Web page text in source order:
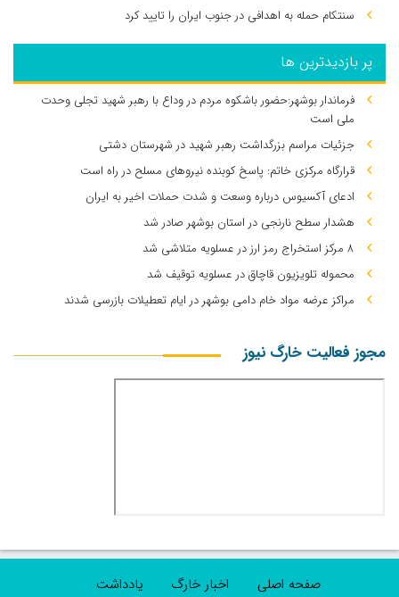
سنتکام حمله به اهدافی در جنوب ایران را تایید کرد
پر بازدیدترین ها
فرماندار بوشهر:حضور باشکوه مردم در وداع با رهبر شهید تجلی وحدت
ملی است
جزئیات مراسم بزرگداشت رهبر شهید در شهرستان دشتی
قرارگاه مرکزی خاتم: پاسخ کوبنده نیروهای مسلح در راه است
ادعای آکسیوس درباره وسعت و شدت حملات اخیر به ایران
هشدار سطح نارنجی در استان بوشهر صادر شد
۸ مرکز استخراج رمز ارز در عسلویه متلاشی شد
محموله تلویزیون قاچاق در عسلویه توقیف شد
مراکز عرضه مواد خام دامی بوشهر در ایام تعطیلات بازرسی شدند
مجوز فعالیت خارگ نیوز
صفحه اصلی اخبار خارگ یادداشت